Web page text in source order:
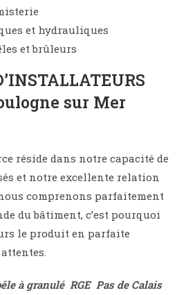
et hydrauliques
et brûleurs
sur Mer
réside dans notre capacité de
et notre excellente relation
comprenons parfaitement
du bâtiment, c’est pourquoi
le produit en parfaite
à granulé RGE Pas de Calais